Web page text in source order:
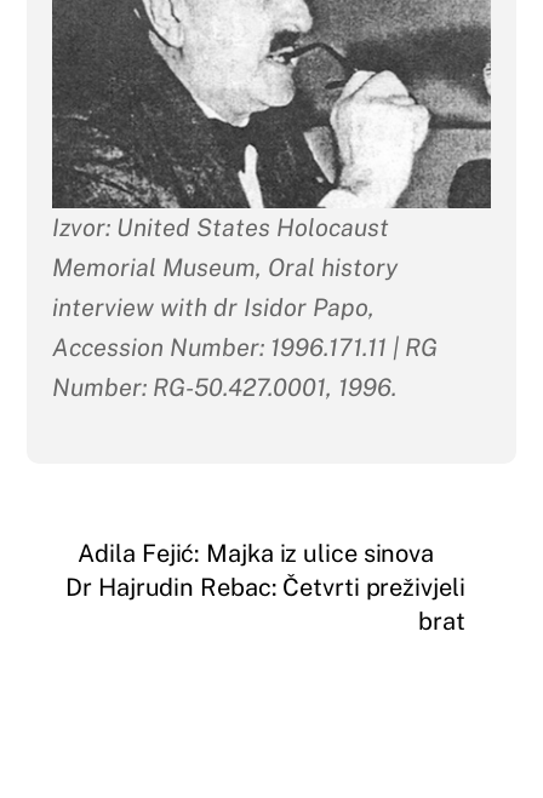
Izvor: United States Holocaust
Memorial Museum, Oral history
interview with dr Isidor Papo,
Accession Number: 1996.171.11 | RG
Number: RG-50.427.0001, 1996.
Adila Fejić: Majka iz ulice sinova
Dr Hajrudin Rebac: Četvrti preživjeli
brat